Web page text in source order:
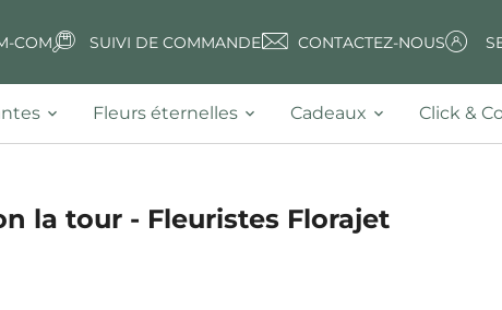
COM SUIVI DE COMMANDE CONTACTEZ-NOUS
Fleurs éternelles Cadeaux Click &
la tour - Fleuristes Florajet